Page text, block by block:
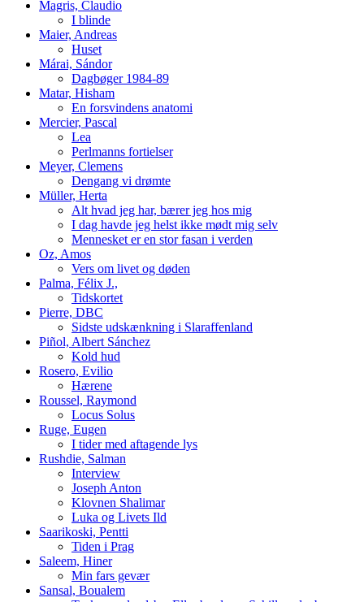
Magris, Claudio
I blinde
Maier, Andreas
Huset
Márai, Sándor
Dagbøger 1984-89
Matar, Hisham
En forsvindens anatomi
Mercier, Pascal
Lea
Perlmanns fortielser
Meyer, Clemens
Dengang vi drømte
Müller, Herta
Alt hvad jeg har, bærer jeg hos mig
I dag havde jeg helst ikke mødt mig selv
Mennesket er en stor fasan i verden
Oz, Amos
Vers om livet og døden
Palma, Félix J.,
Tidskortet
Pierre, DBC
Sidste udskænkning i Slaraffenland
Piñol, Albert Sánchez
Kold hud
Rosero, Evilio
Hærene
Roussel, Raymond
Locus Solus
Ruge, Eugen
I tider med aftagende lys
Rushdie, Salman
Interview
Joseph Anton
Klovnen Shalimar
Luka og Livets Ild
Saarikoski, Pentti
Tiden i Prag
Saleem, Hiner
Min fars gevær
Sansal, Boualem